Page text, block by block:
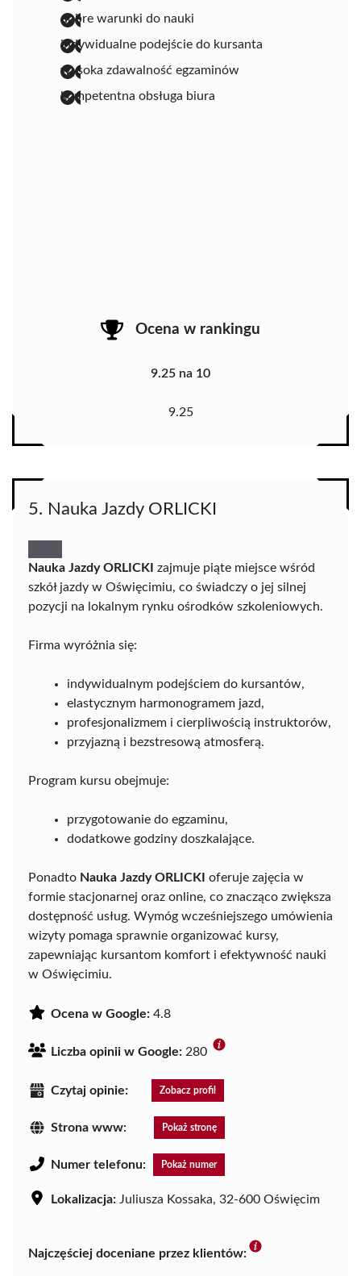
dobre warunki do nauki
indywidualne podejście do kursanta
wysoka zdawalność egzaminów
kompetentna obsługa biura
Ocena w rankingu
9.25 na 10
9.25
5. Nauka Jazdy ORLICKI
Nauka Jazdy ORLICKI zajmuje piąte miejsce wśród
szkół jazdy w Oświęcimiu, co świadczy o jej silnej
pozycji na lokalnym rynku ośrodków szkoleniowych.
Firma wyróżnia się:
indywidualnym podejściem do kursantów,
elastycznym harmonogramem jazd,
profesjonalizmem i cierpliwością instruktorów,
przyjazną i bezstresową atmosferą.
Program kursu obejmuje:
przygotowanie do egzaminu,
dodatkowe godziny doszkalające.
Ponadto Nauka Jazdy ORLICKI oferuje zajęcia w
formie stacjonarnej oraz online, co znacząco zwiększa
dostępność usług. Wymóg wcześniejszego umówienia
wizyty pomaga sprawnie organizować kursy,
zapewniając kursantom komfort i efektywność nauki
w Oświęcimiu.
Ocena w Google: 4.8
Liczba opinii w Google: 280
Czytaj opinie: Zobacz profil
Strona www: Pokaż stronę
Numer telefonu: Pokaż numer
Lokalizacja: Juliusza Kossaka, 32-600 Oświęcim
Najczęściej doceniane przez klientów: